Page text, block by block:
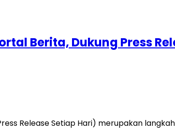
Berita, Dukung Press
Release Setiap Hari) merupakan